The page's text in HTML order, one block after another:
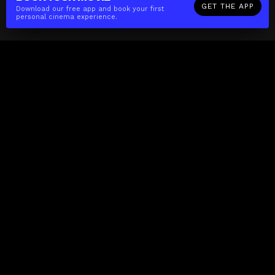
Download our free app and book your first
personal cinema experience.
GET THE APP